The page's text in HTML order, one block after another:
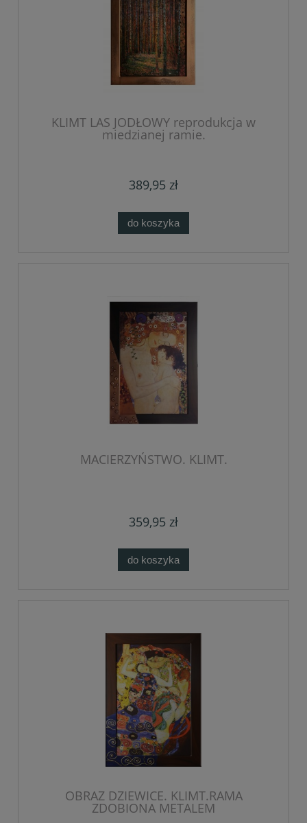
KLIMT LAS JODŁOWY reprodukcja w
miedzianej ramie.
389,95 zł
do koszyka
MACIERZYŃSTWO. KLIMT.
359,95 zł
do koszyka
OBRAZ DZIEWICE. KLIMT.RAMA
ZDOBIONA METALEM